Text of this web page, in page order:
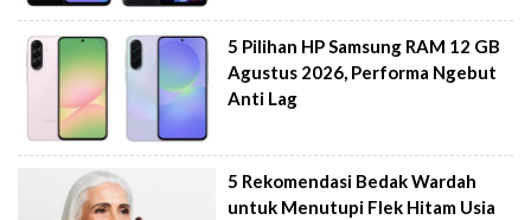
5 Pilihan HP Samsung RAM 12 GB
Agustus 2026, Performa Ngebut
Anti Lag
5 Rekomendasi Bedak Wardah
untuk Menutupi Flek Hitam Usia